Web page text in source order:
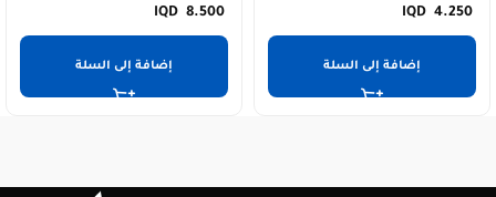
4.250
إضافة إلى السلة
8.500
إضافة إلى السلة